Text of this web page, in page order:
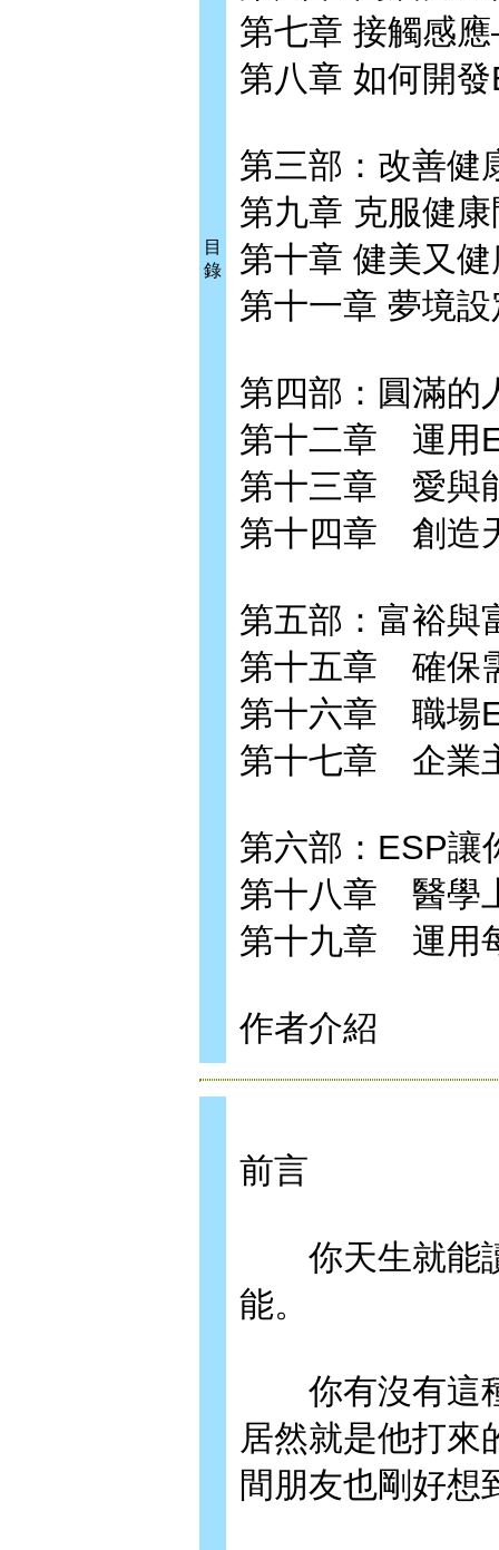
目
錄
第七章 接觸感
第八章 如何開
第三部：改善健
第九章 克服健
第十章 健美又
第十一章 夢境設
第四部：圓滿的
第十二章 運用
第十三章 愛與
第十四章 創造
第五部：富裕與
第十五章 確保
第十六章 職場
第十七章 企業
第六部：ESP讓
第十八章 醫學
第十九章 運用
作者介紹
前言
你天生就能讀
能。
你有沒有這種
居然就是他打來
間朋友也剛好想